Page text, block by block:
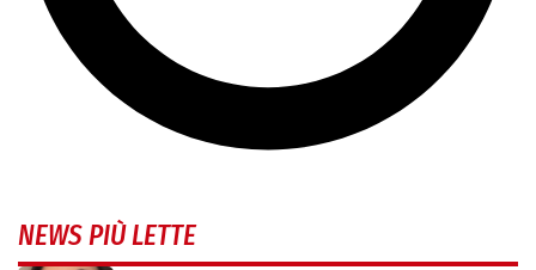
NEWS PIÙ LETTE